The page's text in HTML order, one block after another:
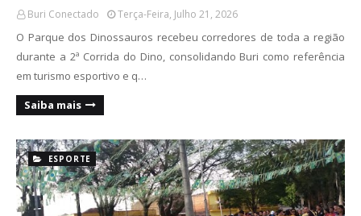
Buri Conectado Terça-Feira, Julho 21, 2026
O Parque dos Dinossauros recebeu corredores de toda a região
durante a 2ª Corrida do Dino, consolidando Buri como referência
em turismo esportivo e q…
Saiba mais
ESPORTE